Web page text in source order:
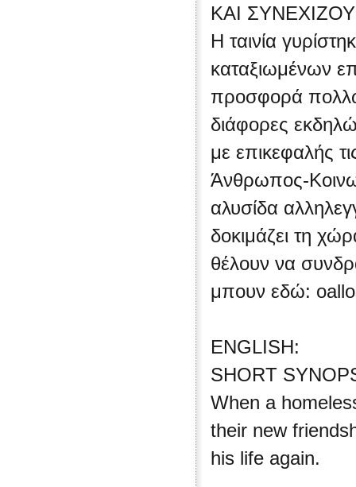
ΚΑΙ
Η ταινία
καταξιωμένων
προσφορά
διάφορες
με επικεφαλής
Άνθρωπος-
αλυσίδα
δοκιμάζει τη
θέλουν να
μπουν εδώ:
ENGLISH:
SHORT
When a
their new
his life again.